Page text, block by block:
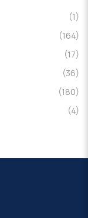
(1)
(164)
(17)
(36)
(180)
(4)